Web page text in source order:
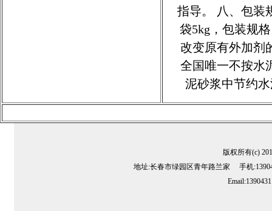
指导。 八、包
袋5kg，包装规
改变原有外加剂
全国唯一不按水
泥砂浆中节约
版权所有(c)
地址:长春市绿园区青年路兰家 手机